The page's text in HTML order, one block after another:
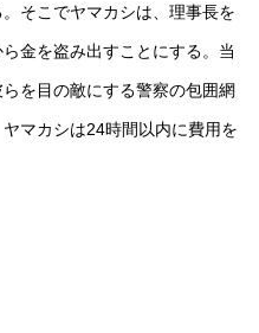
そこでヤマカシは、理事長を
金を盗み出すことにする。当
を目の敵にする警察の包囲網
マカシは24時間以内に費用を